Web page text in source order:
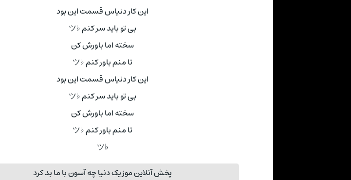
این کار دنیاس قسمت این بود
بی تو باید سر کنم ♭ツ
سخته اما باورش کن
تا منم باور کنم ♭ツ
این کار دنیاس قسمت این بود
بی تو باید سر کنم ♭ツ
سخته اما باورش کن
تا منم باور کنم ♭ツ
♭ツ
پخش آنلاین موزیک دنیا چه آسون با ما بد کرد